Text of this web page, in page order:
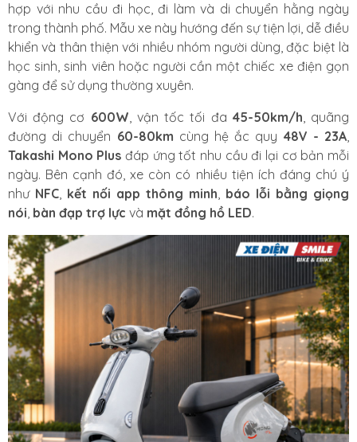
hợp với nhu cầu đi học, đi làm và di chuyển hằng ngày
trong thành phố. Mẫu xe này hướng đến sự tiện lợi, dễ điều
khiển và thân thiện với nhiều nhóm người dùng, đặc biệt là
học sinh, sinh viên hoặc người cần một chiếc xe điện gọn
gàng để sử dụng thường xuyên.
Với động cơ 600W, vận tốc tối đa 45-50km/h, quãng
đường di chuyển 60-80km cùng hệ ắc quy 48V - 23A,
Takashi Mono Plus đáp ứng tốt nhu cầu đi lại cơ bản mỗi
ngày. Bên cạnh đó, xe còn có nhiều tiện ích đáng chú ý
như NFC, kết nối app thông minh, báo lỗi bằng giọng
nói, bàn đạp trợ lực và mặt đồng hồ LED.